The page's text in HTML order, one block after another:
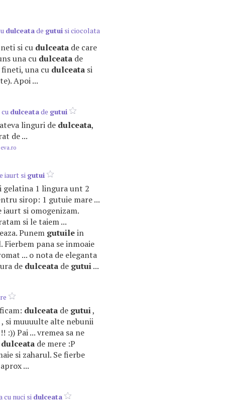
dulceatade gutui si ciocolata
si cu dulceata de care
una cu dulceata de
una cu dulceata si
Apoi ...
dulceatade gutui
linguri de dulceata,
de ...
iaurt si gutui
gelatina 1 lingura unt 2
sirop: 1 gutuie mare ...
iaurt si omogenizam.
si le taiem ...
Punem gutuilein
Fierbem pana se inmoaie
... o nota de eleganta
de dulceata de gutui...
dulceata de gutui,
, si muuuulte alte nebunii
:)) Pai ... vremea sa ne
dulceata de mere :P
si zaharul. Se fierbe
...
cu nuci si dulceata